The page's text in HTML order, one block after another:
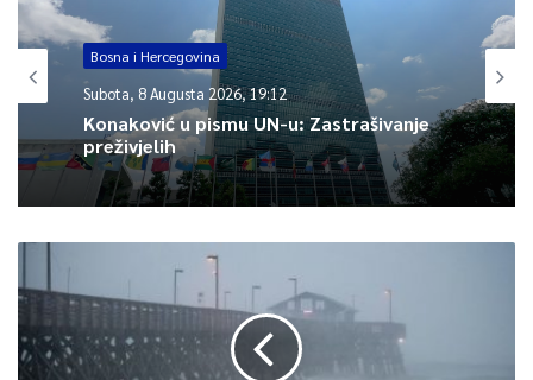
kontakt s drugima.
Ipak, pabovi, restorani, kafići i teretane ostaju otvoreni, iako
su nadležne vlasti zatražile od ljudi da smanje bespotrebne
kontakte s drugim ljudima koji nisu dio njihovog domaćinstva.
0
Article Rating
Bosna i Hercegovina
Subota, 8 Augusta 2026, 19:12
Konaković u pismu UN-u: Zastrašivanje
preživjelih